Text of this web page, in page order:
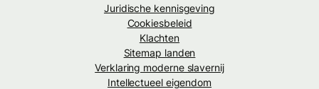
Juridische kennisgeving
Cookiesbeleid
Klachten
Sitemap landen
Verklaring moderne slavernij
Intellectueel eigendom